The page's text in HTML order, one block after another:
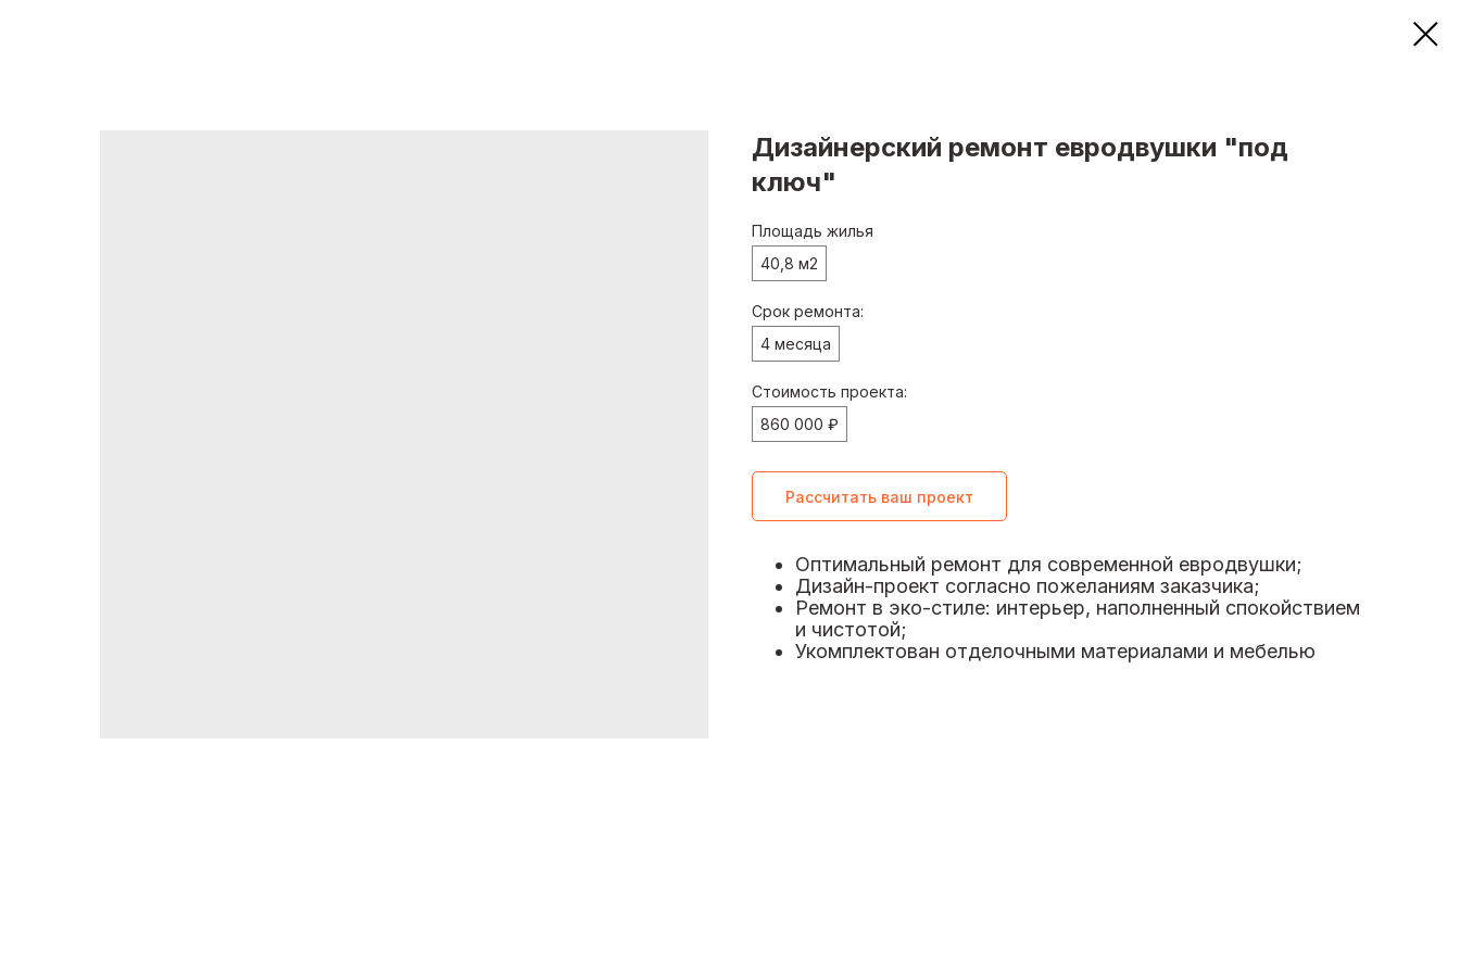
Дизайнерский ремонт евродвушки "под
ключ"
Площадь жилья
40,8 м2
Срок ремонта:
4 месяца
Стоимость проекта:
860 000 ₽
Рассчитать ваш проект
Оптимальный ремонт для современной евродвушки;
Дизайн-проект согласно пожеланиям заказчика;
Ремонт в эко-стиле: интерьер, наполненный спокойствием
и чистотой;
Укомплектован отделочными материалами и мебелью